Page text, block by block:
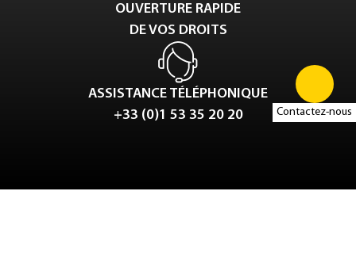
Contactez-nous
OUVERTURE RAPIDE
DE VOS DROITS
ASSISTANCE TÉLÉPHONIQUE
+33 (0)1 53 35 20 20